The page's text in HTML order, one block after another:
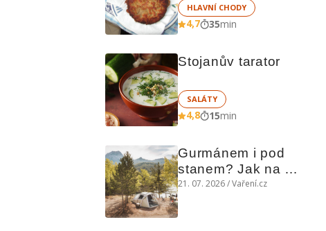
HLAVNÍ CHODY
4,7 35min
Stojanův tarator
SALÁTY
4,8 15min
Gurmánem i pod
stanem? Jak na
polní kuchyni a na
21. 07. 2026 / Vaření.cz